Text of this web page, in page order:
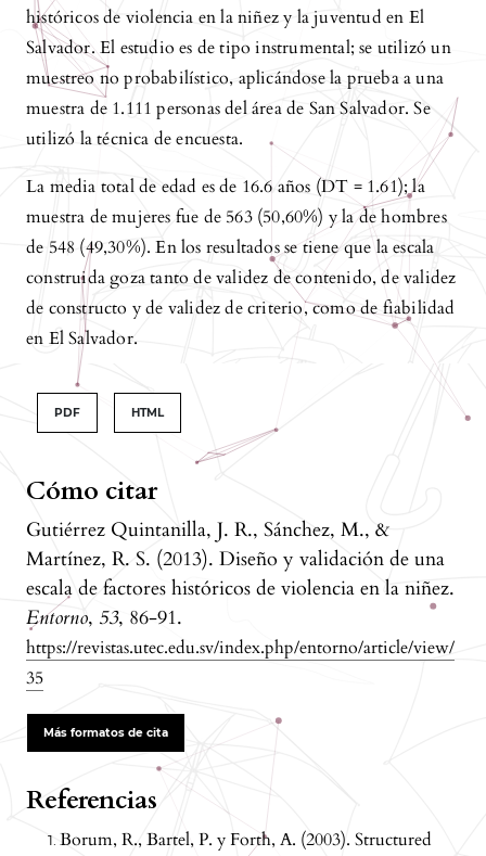
Cómo citar
Gutiérrez Quintanilla, J. R., Sánchez, M., &
Martínez, R. S. (2013). Diseño y validación de una
escala de factores históricos de violencia en la niñez.
Entorno, 53, 86-91.
https://revistas.utec.edu.sv/index.php/entorno/article/view/
35
Más formatos de cita
históricos de violencia en la niñez y la juventud en El
Salvador. El estudio es de tipo instrumental; se utilizó un
muestreo no probabilístico, aplicándose la prueba a una
muestra de 1.111 personas del área de San Salvador. Se
utilizó la técnica de encuesta.
La media total de edad es de 16.6 años (DT = 1.61); la
muestra de mujeres fue de 563 (50,60%) y la de hombres
de 548 (49,30%). En los resultados se tiene que la escala
construida goza tanto de validez de contenido, de validez
de constructo y de validez de criterio, como de fiabilidad
en El Salvador.
PDF HTML
Referencias
Borum, R., Bartel, P. y Forth, A. (2003). Structured